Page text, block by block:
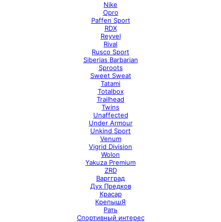
Nike
Opro
Paffen Sport
RDX
Reyvel
Rival
Rusco Sport
Siberias Barbarian
Sproots
Sweet Sweat
Tatami
Totalbox
Trailhead
Twins
Unaffected
Under Armour
Unkind Sport
Venum
Vigrid Division
Wolon
Yakuza Premium
ZRD
Варгград
Дух Предков
Красар
КрепышЯ
Рать
Спортивный интерес